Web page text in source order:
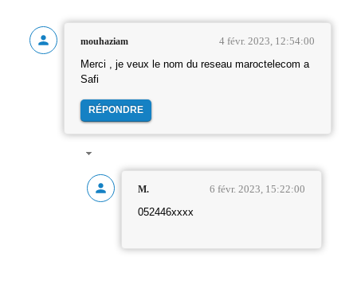
mouhaziam 4 févr. 2023, 12:54:00
Merci , je veux le nom du reseau maroctelecom a
Safi
RÉPONDRE
M. 6 févr. 2023, 15:22:00
052446xxxx